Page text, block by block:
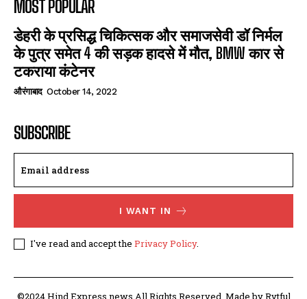
MOST POPULAR
डेहरी के प्रसिद्ध चिकित्सक और समाजसेवी डॉ निर्मल
के पुत्र समेत 4 की सड़क हादसे में मौत, BMW कार से
टकराया कंटेनर
औरंगाबाद October 14, 2022
SUBSCRIBE
I WANT IN
I've read and accept the Privacy Policy.
©2024 Hind Express news All Rights Reserved. Made by Rytful